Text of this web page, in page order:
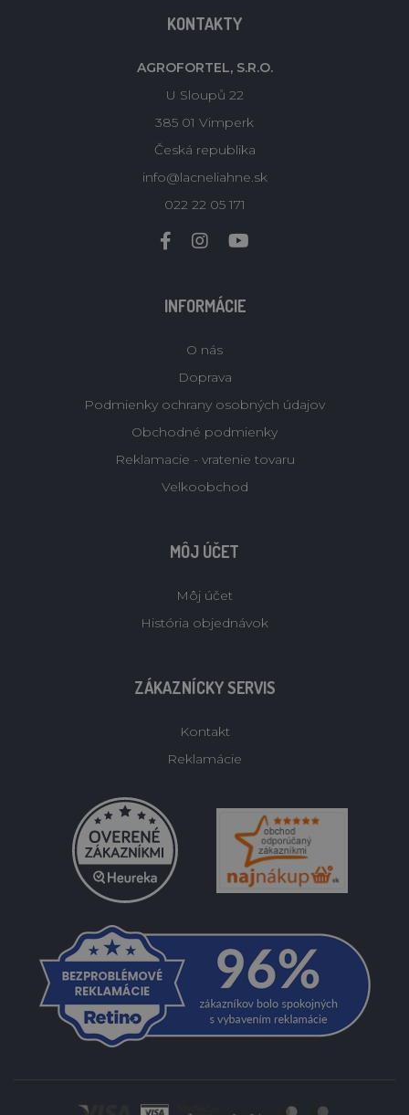
KONTAKTY
AGROFORTEL, S.R.O.
U Sloupů 22
385 01 Vimperk
Česká republika
info@lacneliahne.sk
022 22 05 171
INFORMÁCIE
O nás
Doprava
Podmienky ochrany osobných údajov
Obchodné podmienky
Reklamacie - vratenie tovaru
Velkoobchod
MÔJ ÚČET
Môj účet
História objednávok
ZÁKAZNÍCKY SERVIS
Kontakt
Reklamácie